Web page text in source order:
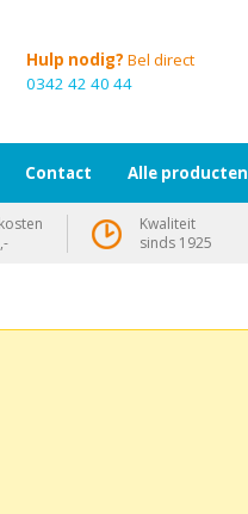
Hulp nodig? Bel direct
0342 42 40 44
Contact Alle producten
Kwaliteit
sinds 1925